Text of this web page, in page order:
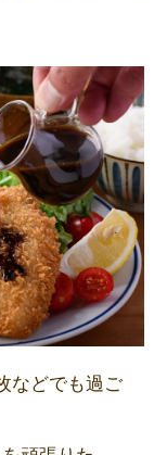
などでも過ご